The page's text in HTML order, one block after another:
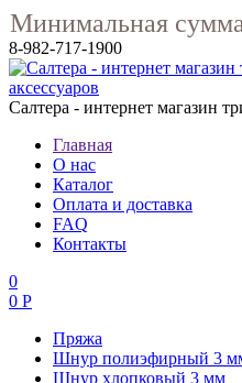
Минимальная сумма
8-982-717-1900
Салтера - интернет магазин
Главная
О нас
Каталог
Оплата и доставка
FAQ
Контакты
0
0 Р
Пряжа
Шнур полиэфирный 3
Шнур хлопковый 3 мм